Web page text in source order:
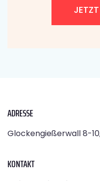
ADRESSE
Glockengießerwall 8-
KONTAKT